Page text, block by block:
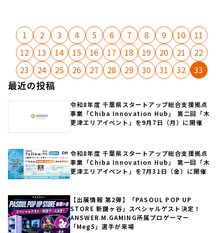
1 2 3 4 5 6 7 8 9 10
11
12
13 14 15 16 17 18 19 20 21
22
23
24 25 26 27 28 29 30 31 32 33
最近の投稿
令和8年度 千葉県スタートアップ総合支援拠点
事業「Chiba Innovation Hub」 第二回「木
更津エリアイベント」を9月7日（月）に開催
令和8年度 千葉県スタートアップ総合支援拠点
事業「Chiba Innovation Hub」 第一回「木
更津エリアイベント」を7月31日（金）に開催
【出展情報 第2弾】「PASOUL POP UP
STORE 新鎌ヶ谷」スペシャルゲスト決定！
ANSWER.M.GAMING所属プロゲーマー
「Meg5」選手が来場